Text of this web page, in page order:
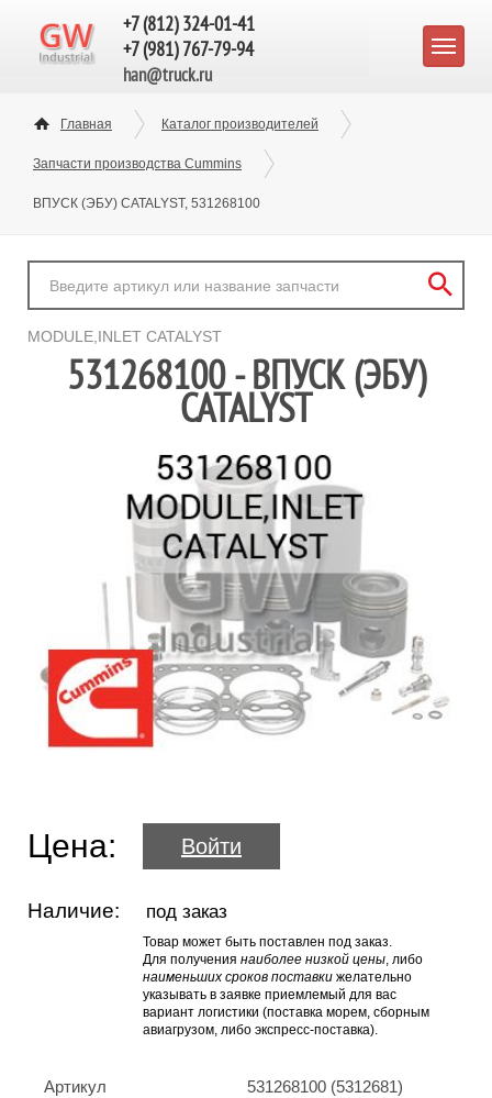
+7 (812) 324-01-41
+7 (981) 767-79-94
han@truck.ru
Главная Каталог производителей
Запчасти производства Cummins
ВПУСК (ЭБУ) CATALYST, 531268100
MODULE,INLET CATALYST
531268100 - ВПУСК (ЭБУ)
CATALYST
Цена: Войти
Наличие: под заказ
Товар может быть поставлен под заказ.
Для получения наиболее низкой цены, либо
наименьших сроков поставки желательно
указывать в заявке приемлемый для вас
вариант логистики (поставка морем, сборным
авиагрузом, либо экспресс-поставка).
Артикул 531268100 (5312681)